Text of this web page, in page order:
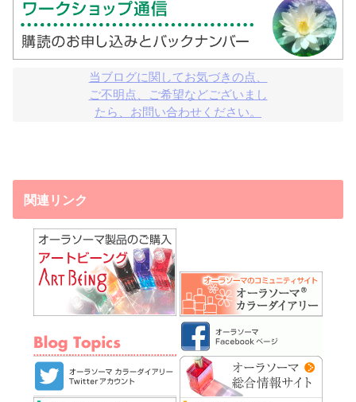
当ブログに関してお気づきの点、
ご不明点、ご希望などございまし
たら、お問い合わせください。
関連リンク